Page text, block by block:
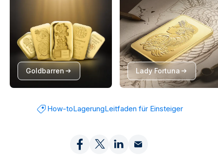
Goldbarren Lady Fortuna
How-toLagerungLeitfaden für Einsteiger